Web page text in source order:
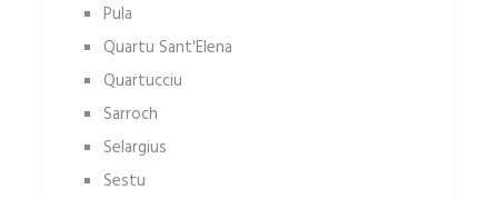
Pula
Quartu Sant'Elena
Quartucciu
Sarroch
Selargius
Sestu